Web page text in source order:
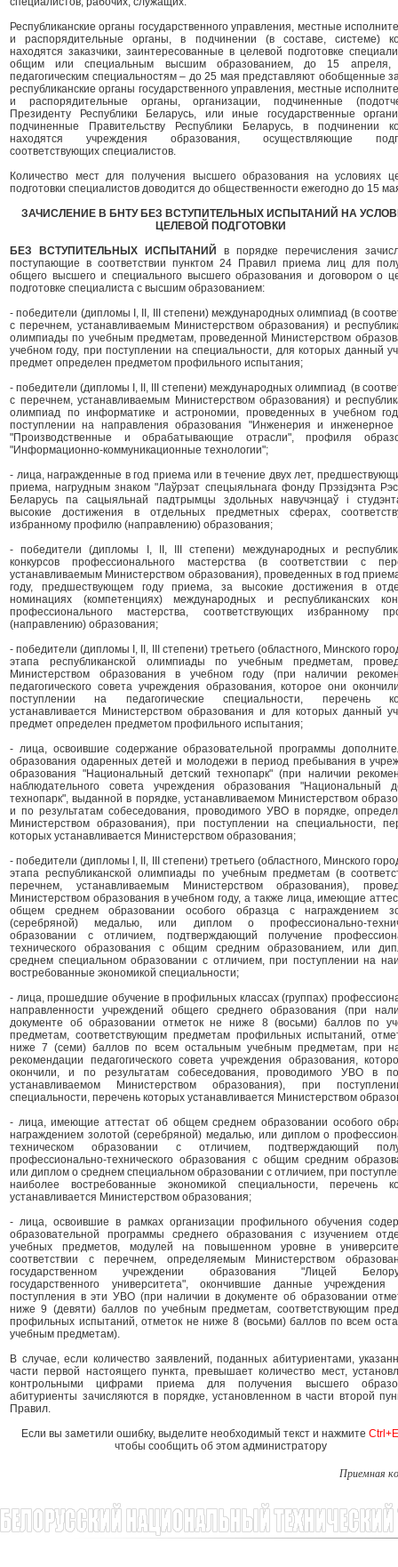
Республиканские органы государственного управления, местные
и распорядительные органы, в подчинении (в составе, системе)
находятся заказчики, заинтересованные в целевой подготовке
общим или специальным высшим образованием, до 15
педагогическим специальностям – до 25 мая представляют обобщенные
республиканские органы государственного управления, местные
и распорядительные органы, организации, подчиненные
Президенту Республики Беларусь, или иные государственные
подчиненные Правительству Республики Беларусь, в подчинении
находятся учреждения образования, осуществляющие
соответствующих специалистов.
Количество мест для получения высшего образования на условиях
подготовки специалистов доводится до общественности ежегодно до 15
ЗАЧИСЛЕНИЕ В БНТУ БЕЗ ВСТУПИТЕЛЬНЫХ ИСПЫТАНИЙ НА
ЦЕЛЕВОЙ ПОДГОТОВКИ
БЕЗ ВСТУПИТЕЛЬНЫХ ИСПЫТАНИЙ
в порядке перечисления
поступающие в соответствии пунктом 24 Правил приема лиц для
общего высшего и специального высшего образования и договором о
подготовке специалиста с высшим образованием:
- победители (дипломы I, II, III степени) международных олимпиад (в
с перечнем, устанавливаемым Министерством образования) и
олимпиады по учебным предметам, проведенной Министерством
учебном году, при поступлении на специальности, для которых данный
предмет определен предметом профильного испытания;
- победители (дипломы I, II, III степени) международных олимпиад (в
с перечнем, устанавливаемым Министерством образования) и
олимпиад по информатике и астрономии, проведенных в учебном
поступлении на направления образования "Инженерия и инженерное
"Производственные и обрабатывающие отрасли", профиля
"Информационно-коммуникационные технологии";
- лица, награжденные в год приема или в течение двух лет,
приема, нагрудным знаком "Лаўрэат спецыяльнага фонду Прэзiдэнта
Беларусь па сацыяльнай падтрымцы здольных навучэнцаў i
высокие достижения в отдельных предметных сферах,
избранному профилю (направлению) образования;
- победители (дипломы I, II, III степени) международных и
конкурсов профессионального мастерства (в соответствии с
устанавливаемым Министерством образования), проведенных в год
году, предшествующем году приема, за высокие достижения в
номинациях (компетенциях) международных и республиканских
профессионального мастерства, соответствующих избранному
(направлению) образования;
- победители (дипломы I, II, III степени) третьего (областного, Минского
этапа республиканской олимпиады по учебным предметам,
Министерством образования в учебном году (при наличии
педагогического совета учреждения образования, которое они
поступлении на педагогические специальности, перечень
устанавливается Министерством образования и для которых данный
предмет определен предметом профильного испытания;
- лица, освоившие содержание образовательной программы
образования одаренных детей и молодежи в период пребывания в
образования "Национальный детский технопарк" (при наличии
наблюдательного совета учреждения образования "Национальный
технопарк", выданной в порядке, устанавливаемом Министерством
и по результатам собеседования, проводимого УВО в порядке,
Министерством образования), при поступлении на специальности,
которых устанавливается Министерством образования;
- победители (дипломы I, II, III степени) третьего (областного, Минского
этапа республиканской олимпиады по учебным предметам (в
перечнем, устанавливаемым Министерством образования),
Министерством образования в учебном году, а также лица, имеющие
общем среднем образовании особого образца с награждением
(серебряной) медалью, или диплом о профессионально-
образовании с отличием, подтверждающий получение
технического образования с общим средним образованием, или
среднем специальном образовании с отличием, при поступлении на
востребованные экономикой специальности;
- лица, прошедшие обучение в профильных классах (группах)
направленности учреждений общего среднего образования (при
документе об образовании отметок не ниже 8 (восьми) баллов по
предметам, соответствующим предметам профильных испытаний,
ниже 7 (семи) баллов по всем остальным учебным предметам, при
рекомендации педагогического совета учреждения образования,
окончили, и по результатам собеседования, проводимого УВО в
устанавливаемом Министерством образования), при
специальности, перечень которых устанавливается Министерством
- лица, имеющие аттестат об общем среднем образовании особого
награждением золотой (серебряной) медалью, или диплом о
техническом образовании с отличием, подтверждающий
профессионально-технического образования с общим средним
или диплом о среднем специальном образовании с отличием, при
наиболее востребованные экономикой специальности, перечень
устанавливается Министерством образования;
- лица, освоившие в рамках организации профильного обучения
образовательной программы среднего образования с изучением
учебных предметов, модулей на повышенном уровне в
соответствии с перечнем, определяемым Министерством
государственном учреждении образования "Лицей
государственного университета", окончившие данные
поступления в эти УВО (при наличии в документе об образовании
ниже 9 (девяти) баллов по учебным предметам, соответствующим
профильных испытаний, отметок не ниже 8 (восьми) баллов по всем
учебным предметам).
В случае, если количество заявлений, поданных абитуриентами,
части первой настоящего пункта, превышает количество мест,
контрольными цифрами приема для получения высшего
абитуриенты зачисляются в порядке, установленном в части второй
Правил.
Если вы заметили ошибку, выделите необходимый текст и нажмите
чтобы сообщить об этом администратору
Приемная